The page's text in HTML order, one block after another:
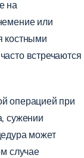
на
или
костными
встречаются
операцией при
сужении
может
случае